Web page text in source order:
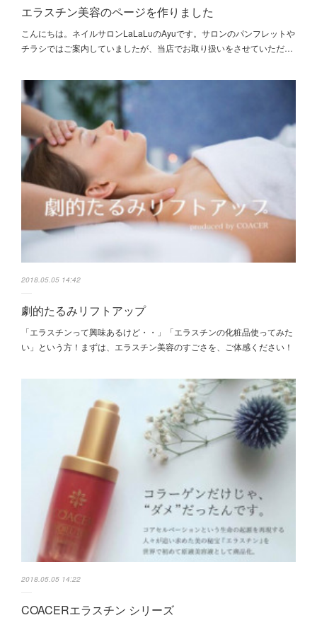
エラスチン美容のページを作りました
こんにちは。ネイルサロンLaLaLuのAyuです。サロンのパンフレットや
チラシではご案内していましたが、当店でお取り扱いをさせていただ…
2018.05.05 14:42
劇的たるみリフトアップ
「エラスチンって興味あるけど・・」「エラスチンの化粧品使ってみた
い」という方！まずは、エラスチン美容のすごさを、ご体感ください！
2018.05.05 14:22
COACERエラスチン シリーズ